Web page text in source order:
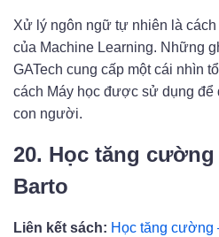
Xử lý ngôn ngữ tự nhiên là
của Machine Learning. Những
GATech cung cấp một cái nhìn
cách Máy học được sử dụng để
con người.
20. Học tăng
Barto
Liên kết sách: Học tăng cường